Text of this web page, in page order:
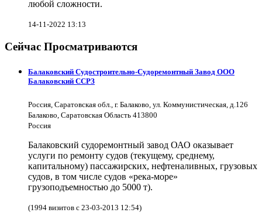
любой сложности.
14-11-2022 13:13
Сейчас Просматриваются
Балаковский Судостроительно-Судоремонтный Завод ООО
Балаковский ССРЗ
Россия, Саратовская обл., г. Балаково, ул. Коммунистическая, д.126
Балаково, Саратовская Область 413800
Россия
Балаковский судоремонтный завод ОАО оказывает
услуги по ремонту судов (текущему, среднему,
капитальному) пассажирских, нефтеналивных, грузовых
судов, в том числе судов «река-море»
грузоподъемностью до 5000 т).
(1994 визитов с 23-03-2013 12:54)